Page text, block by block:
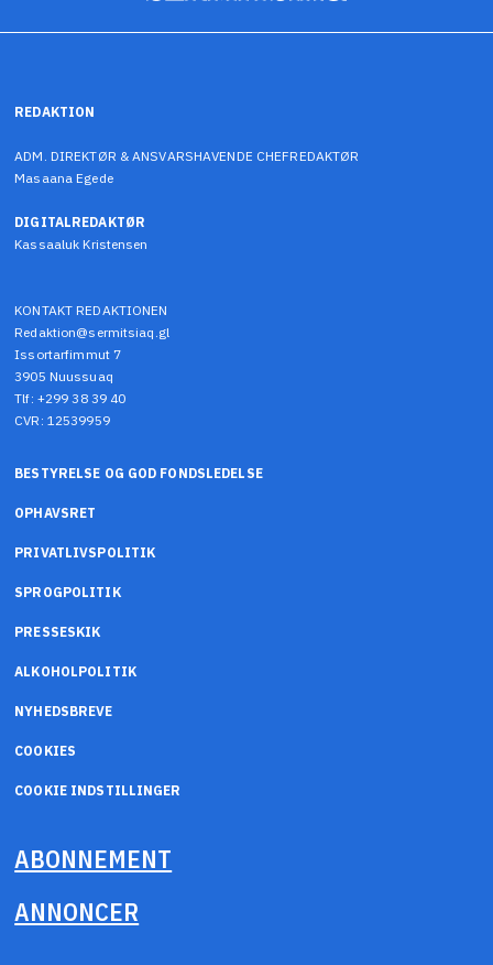
REDAKTION
ADM. DIREKTØR & ANSVARSHAVENDE CHEFREDAKTØR
Masaana Egede
DIGITALREDAKTØR
Kassaaluk Kristensen
KONTAKT REDAKTIONEN
Redaktion@sermitsiaq.gl
Issortarfimmut 7
3905 Nuussuaq
Tlf: +299 38 39 40
CVR: 12539959
BESTYRELSE OG GOD FONDSLEDELSE
OPHAVSRET
PRIVATLIVSPOLITIK
SPROGPOLITIK
PRESSESKIK
ALKOHOLPOLITIK
NYHEDSBREVE
COOKIES
COOKIE INDSTILLINGER
ABONNEMENT
ANNONCER